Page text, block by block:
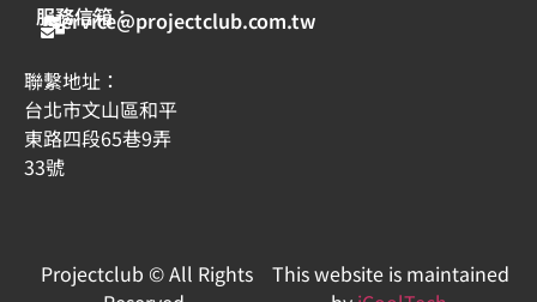
服務信箱：
service@projectclub.com.tw
聯繫地址：
台北市文山區和平
東路四段65巷9弄
33號
Projectclub © All Rights
This website is maintained